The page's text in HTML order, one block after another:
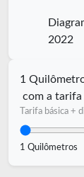
2022
1
com a
Tarifa básica +
1 Quilômetros